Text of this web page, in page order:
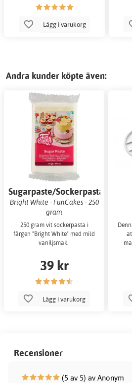
Lägg i varukorg
Andra kunder köpte även:
Sugarpaste/Sockerpasta
Bright White - FunCakes - 250
gram
250 gram vit sockerpasta i
färgen "Bright White" med mild
vaniljsmak.
39 kr
Lägg i varukorg
Recensioner
(5 av 5) av Anonym